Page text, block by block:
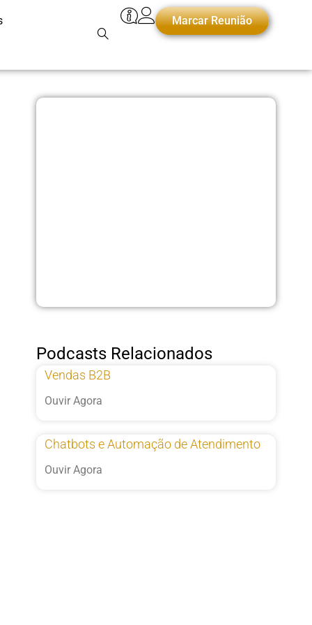
Marcar Reunião
Podcasts Relacionados
Vendas B2B
Ouvir Agora
Chatbots e Automação de Atendimento
Ouvir Agora